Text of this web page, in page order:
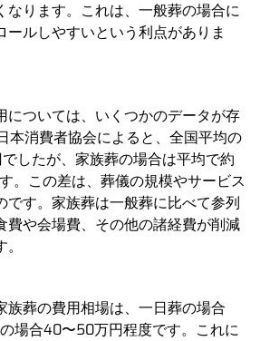
なります。これは、一般葬の場合に
ールしやすいという利点がありま
については、いくつかのデータが存
本消費者協会によると、全国平均の
したが、家族葬の場合は平均で約
。この差は、葬儀の規模やサービス
です。家族葬は一般葬に比べて参列
費や会場費、その他の諸経費が削減
族葬の費用相場は、一日葬の場合
場合40〜50万円程度です。これに